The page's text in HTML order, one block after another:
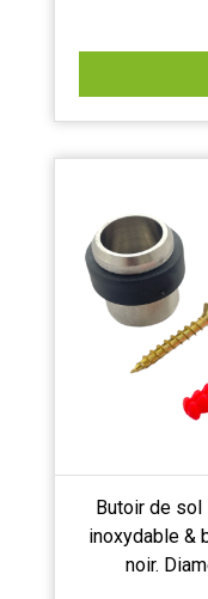
Butoir de sol
inoxydable &
noir.